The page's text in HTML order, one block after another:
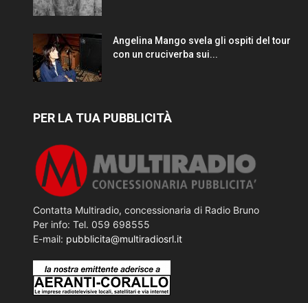
Angelina Mango svela gli ospiti del tour
con un cruciverba sui...
PER LA TUA PUBBLICITÀ
Contatta Multiradio, concessionaria di Radio Bruno
Per info: Tel. 059 698555
E-mail: pubblicita@multiradiosrl.it